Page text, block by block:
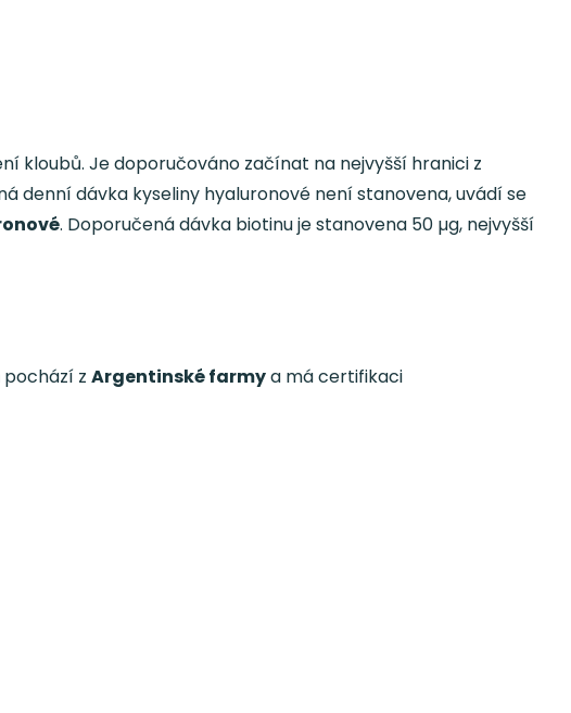
kloubů. Je doporučováno začínat na nejvyšší hranici z
dávka kyseliny hyaluronové není stanovena, uvádí se
. Doporučená dávka biotinu je stanovena 50 µg, nejvyšší
pochází z Argentinské farmya má certifikaci